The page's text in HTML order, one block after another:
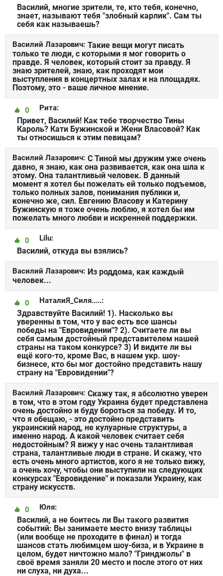
Василий, многие зрители, те, кто тебя, конечно,
знает, называют тебя "злобный карлик". Сам ты
себя как называешь?
Василий Лазарович: Такие вещи могут писать
только те люди, с которыми я мог говорить о
правде. Я человек, который стоит за правду. Я
знаю зрителей, знаю, как проходят мои
выступления в концертных залах и на площадях.
Поэтому, это - ваше личное мнение.
Рита:
0
Привет, Василий! Как тебе творчество Тины
Кароль? Кати Бужинской и Жени Власовой? Как
ты относишься к этим певицам?
Василий Лазарович: С Тиной мы дружим уже очень
давно, я знаю, как она развивается, как она шла к
этому. Она талантливый человек. В данный
момент я хотел бы пожелать ей только подъемов,
только полных залов, понимания публики и,
конечно же, сил. Евгению Власову и Катерину
Бужинскую я тоже очень люблю, я хотел бы им
пожелать много любви и искренней поддержки.
Lilu:
0
Василий, откуда вы взялись?
Василий Лазарович: Из роддома, как каждый
человек...
НаталиЯ_Силя.....:
0
Здравствуйте Василий! 1). Насколько вы
уверенны в том, что у вас есть все шансы
победы на "Евровидении"? 2). Считаете ли вы
себя самым достойный представителем нашей
страны на таком конкурсе? 3) И видите ли вы
ещё кого-то, кроме Вас, в нашем укр. шоу-
бизнесе, кто бы мог достойно представить нашу
страну на "Евровидении"?
Василий Лазарович: Скажу так, я абсолютно уверен
в том, что в этом году Украина будет представлена
очень достойно и буду бороться за победу. И то,
что я обещаю, - это достойно представить
украинский народ, не кулуарные структуры, а
именно народ. А какой человек считает себя
недостойным? Я вижу у нас очень талантливая
страна, талантливые люди в стране. И скажу, что
есть очень много артистов, кого я не только вижу,
а очень хочу, чтобы они выступили на следующих
конкурсах "Евровидение" и показали Украину, как
страну искусств.
Юля:
0
Василий, а не боитесь ли Вы такого развития
событий: Вы занимаете место внизу таблицы
(или вообще не проходите в финал) и тогда
шансов стать любимцем шоу-биза, и в Украине в
целом, будет ничтожно мало? "Гринджолы" в
своё время заняли 20 место и после этого от них
ни слуха, ни духа...